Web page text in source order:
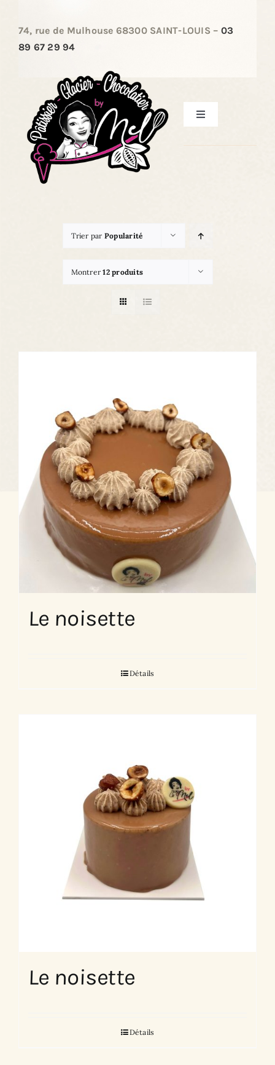
contenu
74, rue de Mulhouse 68300 SAINT-LOUIS – 03
89 67 29 94
Toggle
ACCUEIL
Trier par Popularité
Montrer12 produits
Le noisette
Détails
Le noisette
Détails